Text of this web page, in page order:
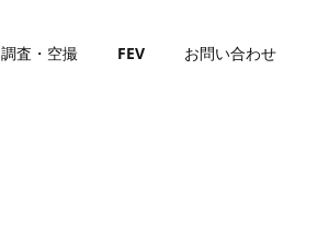
調査・空撮 FEV お問い合わせ